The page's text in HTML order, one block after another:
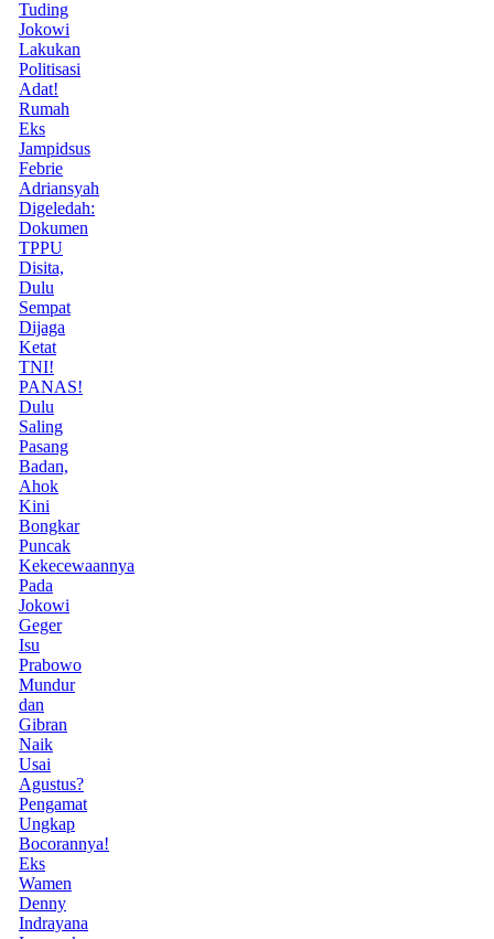
Tuding
Jokowi
Lakukan
Politisasi
Adat!
Rumah
Eks
Jampidsus
Febrie
Adriansyah
Digeledah:
Dokumen
TPPU
Disita,
Dulu
Sempat
Dijaga
Ketat
TNI!
PANAS!
Dulu
Saling
Pasang
Badan,
Ahok
Kini
Bongkar
Puncak
Kekecewaannya
Pada
Jokowi
Geger
Isu
Prabowo
Mundur
dan
Gibran
Naik
Usai
Agustus?
Pengamat
Ungkap
Bocorannya!
Eks
Wamen
Denny
Indrayana